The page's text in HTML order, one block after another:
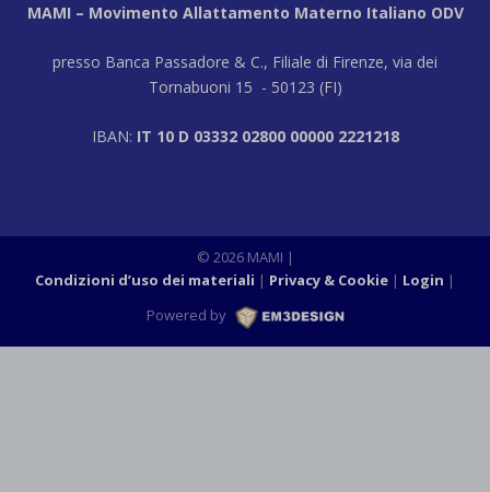
MAMI – Movimento Allattamento Materno Italiano ODV
presso Banca Passadore & C., Filiale di Firenze, via dei
Tornabuoni 15 - 50123 (FI)
IBAN: IT 10 D 03332 02800 00000 2221218
© 2026 MAMI |
Condizioni d’uso dei materiali
Privacy & Cookie Login |
Powered by